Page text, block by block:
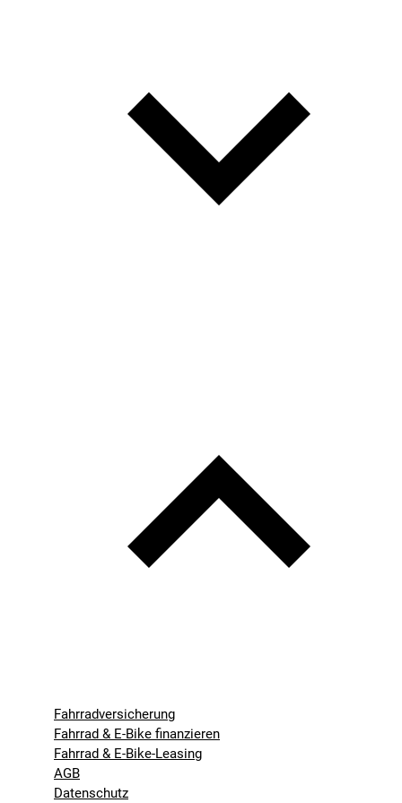
Fahrradversicherung
Fahrrad & E-Bike finanzieren
Fahrrad & E-Bike-Leasing
AGB
Datenschutz